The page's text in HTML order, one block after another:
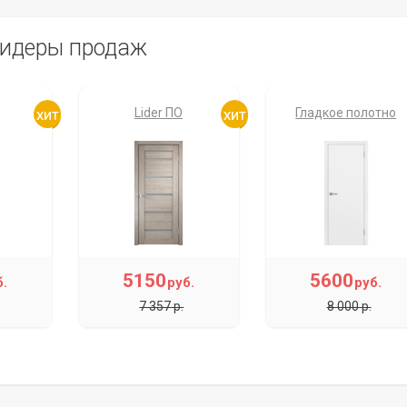
продаж
Lider ПО
5150руб.
7 357 р.
Гладкое полотно
5600руб.
8 000 р.